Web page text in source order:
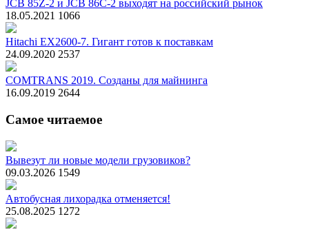
JCB 85Z-2 и JCB 86C-2 выходят на российский рынок
18.05.2021 1066
Hitachi EX2600-7. Гигант готов к поставкам
24.09.2020 2537
COMTRANS 2019. Созданы для майнинга
16.09.2019 2644
Самое читаемое
Вывезут ли новые модели грузовиков?
09.03.2026 1549
Автобусная лихорадка отменяется!
25.08.2025 1272